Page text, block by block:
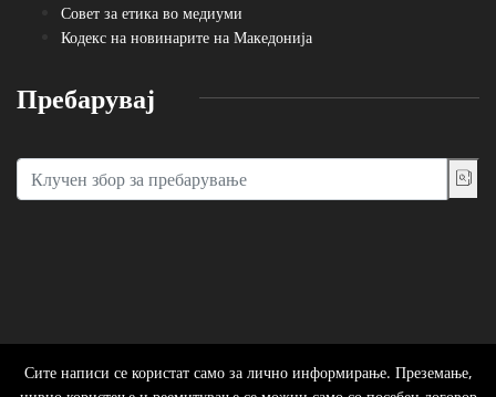
Совет за етика во медиуми
Кодекс на новинарите на Македонија
Пребарувај
Сите написи се користат само за лично информирање. Преземање,